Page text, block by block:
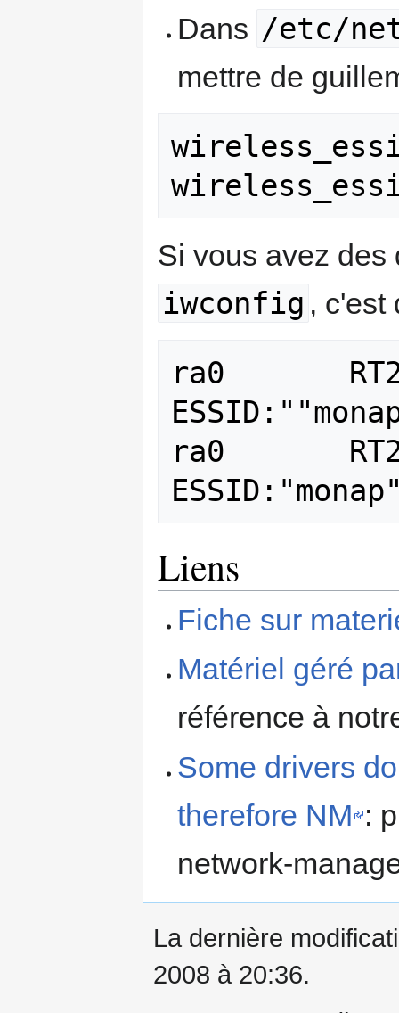
Dans /etc/
mettre de
Si vous avez des
iwconfig , c'est
ra0
ra0
Liens
Fiche sur
Matériel géré
référence à
Some drivers
therefore NM :
network-
La dernière
2008 à 20:36.